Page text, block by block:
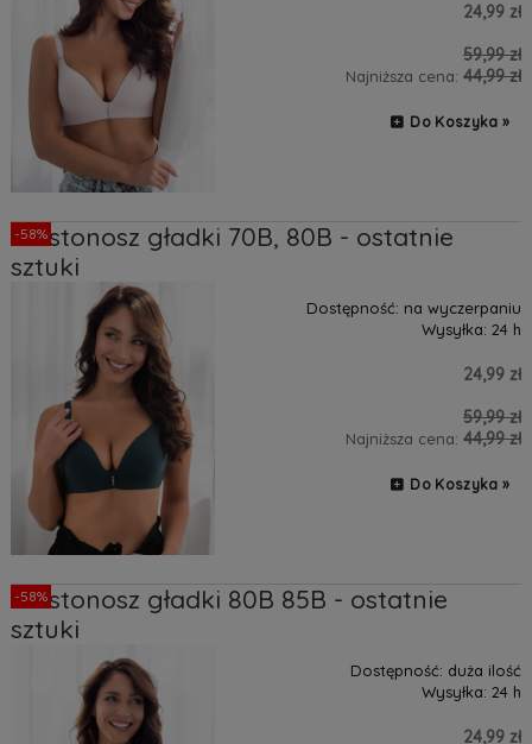
24,99 zł
59,99 zł
Najniższa cena:44,99 zł
Do Koszyka »
Biustonosz gładki 70B, 80B - ostatnie
sztuki
Dostępność: na wyczerpaniu
Wysyłka: 24 h
24,99 zł
59,99 zł
Najniższa cena:44,99 zł
Do Koszyka »
-58%
Biustonosz gładki 80B 85B - ostatnie
sztuki
Dostępność: duża ilość
Wysyłka: 24 h
24,99 zł
-58%